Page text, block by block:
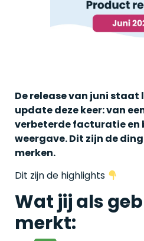
De release van juni staat
update deze keer: van
verbeterde facturatie en
weergave. Dit zijn de
merken.
Dit zijn de highlights
Wat jij als
merkt: